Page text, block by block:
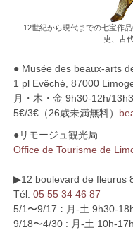
12世紀から現代までの七宝作
史、古
● Musée des beaux-arts
1 pl Evêché, 87000
月・木・金 9h30-12h/
5€/3€（26歳未満無料）
●リモージュ観光局
Office de Tourisme de
▶︎12 boulevard de fleurus
Tél. 05 55 34 46 87
5/1〜9/17 : 月-土 9h30-
9/18〜4/30 : 月-土 10h-